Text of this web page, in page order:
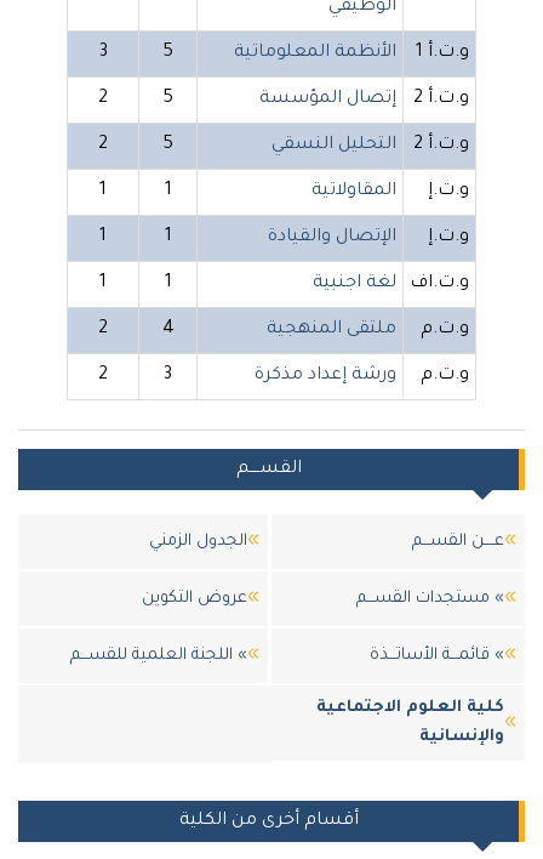
الوظيفي
و.ت.أ 1 الأنظمة المعلوماتية 5
3
و.ت.أ 2 إتصال المؤسسة 5
2
و.ت.أ 2 التحليل النسقي 5
2
و.ت.إ المقاولاتية 1
1
و.ت.إ الإتصال والقيادة 1
1
و.ت.اف لغة اجنبية 1
1
و.ت.م ملتقى المنهجية 4
2
و.ت.م ورشة إعداد مذكرة 3
2
القســــم
عــــن القســـم الجدول الزمني
» مستجدات القســـم عروض التكوين
» قائمـــة الأساتـــذة » اللجنة العلمية للقســـم
كلية العلوم الاجتماعية
والإنسانية
أقسام أخرى من الكلية